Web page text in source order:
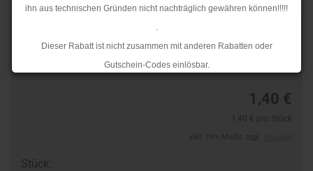
ihn aus technischen Gründen nicht nachträglich gewähren können!!!!!
.
Dieser Rabatt ist nicht zusammen mit anderen Rabatten oder
Gutschein-Codes einlösbar.
Ab dem 17.08.2026 versenden wir wieder wie gewohnt. Aufgrund des
1,40 €
Stück: